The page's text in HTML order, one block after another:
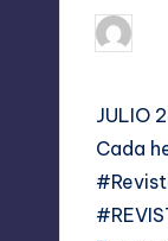
Publicado
por
JULIO
Cada